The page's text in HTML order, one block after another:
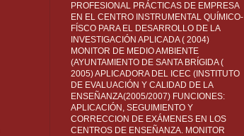
PROFESIONAL PRÁCTICAS DE EMPRESA
EN EL CENTRO INSTRUMENTAL QUÍMICO-
FÍSCO PARA EL DESARROLLO DE LA
INVESTIGACIÓN APLICADA ( 2004)
MONITOR DE MEDIO AMBIENTE
(AYUNTAMIENTO DE SANTA BRÍGIDA (
2005) APLICADORA DEL ICEC (INSTITUTO
DE EVALUACIÓN Y CALIDAD DE LA
ENSEÑANZA(2005/2007) FUNCIONES:
APLICACIÓN, SEGUIMIENTO Y
CORRECCION DE EXÁMENES EN LOS
CENTROS DE ENSEÑANZA. MONITOR